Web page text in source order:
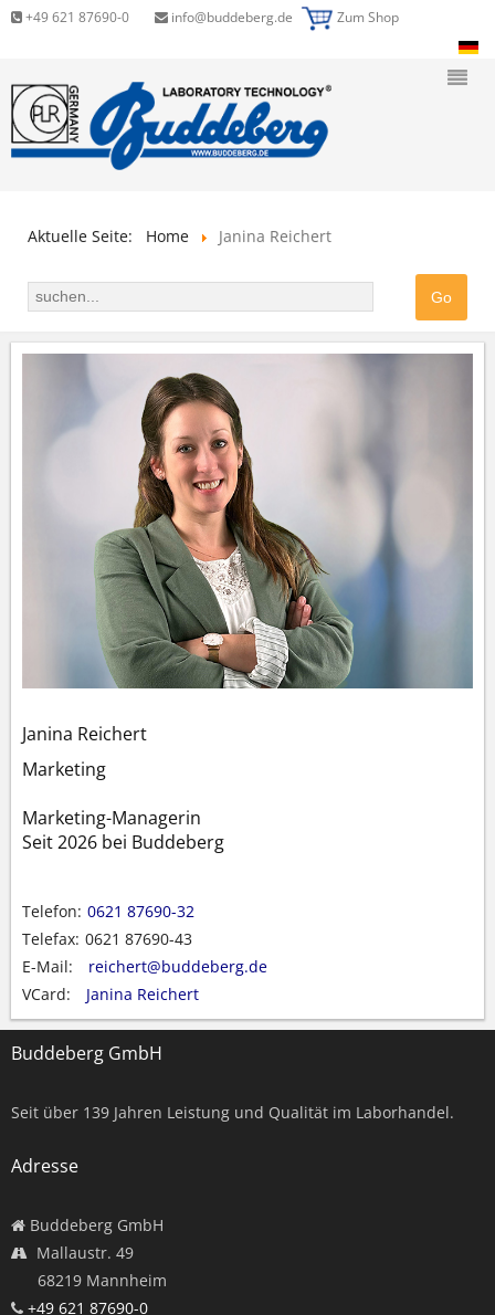
+49 621 87690-0 info@buddeberg.de Zum Shop
Aktuelle Seite: Home Janina Reichert
Janina Reichert
Marketing
Marketing-Managerin
Seit 2026 bei Buddeberg
Telefon: 0621 87690-32
Telefax: 0621 87690-43
E-Mail:
reichert@buddeberg.de
VCard:
Janina Reichert
Buddeberg GmbH
Seit über 139 Jahren Leistung und Qualität im Laborhandel.
Adresse
Buddeberg GmbH
Mallaustr. 49
68219 Mannheim
+49 621 87690-0